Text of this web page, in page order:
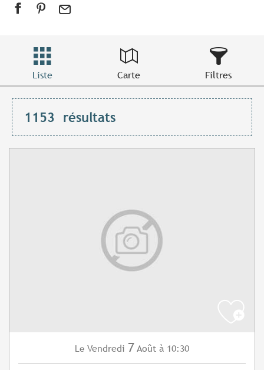
Liste Carte Filtres
1153 résultats
Le Vendredi 7 Août à 10:30